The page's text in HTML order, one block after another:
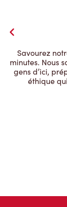
Savourez
minutes. Nous
gens d’ici,
éthique